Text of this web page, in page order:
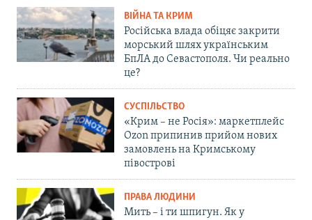
ВІЙНА ТА КРИМ
Російська влада обіцяє закрити
морський шлях українським
БпЛА до Севастополя. Чи реально
це?
СУСПІЛЬСТВО
«Крим – не Росія»: маркетплейс
Ozon припинив прийом нових
замовлень на Кримському
півострові
ПРАВА ЛЮДИНИ
Мить – і ти шпигун. Як у